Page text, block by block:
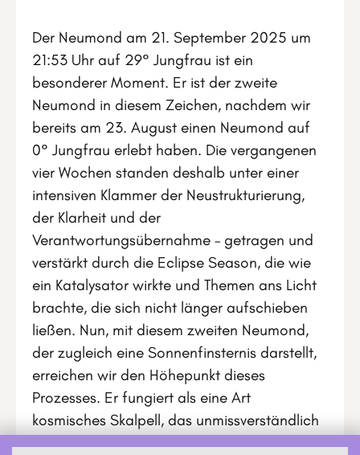
Der Neumond am 21. September 2025 um
21:53 Uhr auf 29° Jungfrau ist ein
besonderer Moment. Er ist der zweite
Neumond in diesem Zeichen, nachdem wir
bereits am 23. August einen Neumond auf
0° Jungfrau erlebt haben. Die vergangenen
vier Wochen standen deshalb unter einer
intensiven Klammer der Neustrukturierung,
der Klarheit und der
Verantwortungsübernahme – getragen und
verstärkt durch die Eclipse Season, die wie
ein Katalysator wirkte und Themen ans Licht
brachte, die sich nicht länger aufschieben
ließen. Nun, mit diesem zweiten Neumond,
der zugleich eine Sonnenfinsternis darstellt,
erreichen wir den Höhepunkt dieses
Prozesses. Er fungiert als eine Art
kosmisches Skalpell, das unmissverständlich